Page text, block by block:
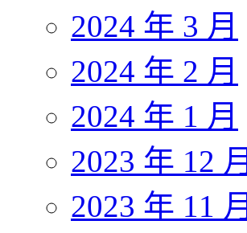
2024 年 3 月
2024 年 2 月
2024 年 1 月
2023 年 12 月
2023 年 11 月